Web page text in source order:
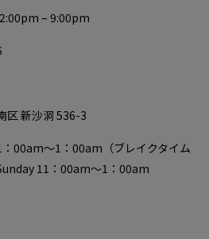
– 9:00pm
区 新沙洞 536-3
00am～1：00am（ブレイクタイム
11：00am～1：00am